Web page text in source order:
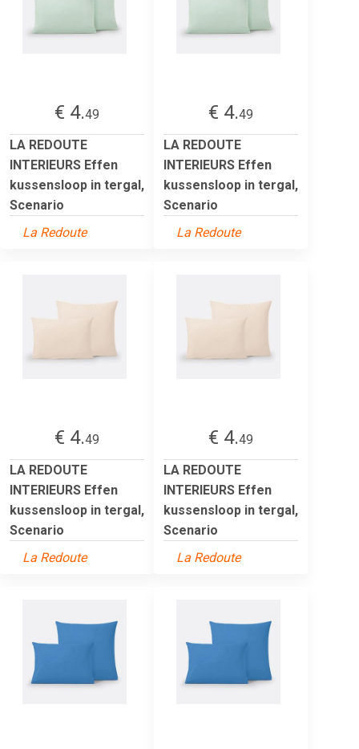
€ 4.49
LA REDOUTE
INTERIEURS Effen
kussensloop in tergal,
Scenario
La Redoute
€ 4.49
LA REDOUTE
INTERIEURS Effen
kussensloop in tergal,
Scenario
La Redoute
€ 4.49
LA REDOUTE
INTERIEURS Effen
kussensloop in tergal,
Scenario
La Redoute
€ 4.49
LA REDOUTE
INTERIEURS Effen
kussensloop in tergal,
Scenario
La Redoute